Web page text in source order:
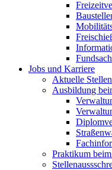
Jobs und Karriere
Aktuelle
Ausbildung
Praktikum